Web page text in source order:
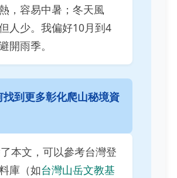
，容易中暑；冬天風
人少。我偏好10月到4
開雨季。
找到更多彰化爬山秘境資
本文，可以參考台灣登
庫（如台灣山岳文教基